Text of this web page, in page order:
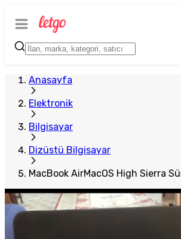
Anasayfa
Elektronik
Bilgisayar
Dizüstü Bilgisayar
MacBook AirMacOS High Sierra
Plus Satıcı